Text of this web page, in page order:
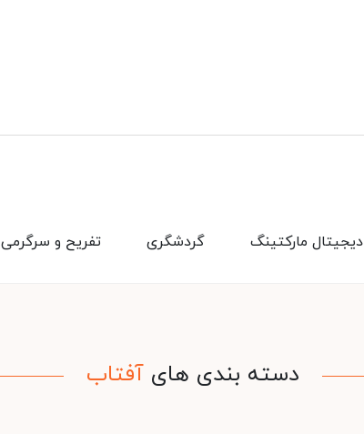
تفریح و سرگرمی گردشگری دیجیتال مارکتینگ
دسته بندی های آفتاب